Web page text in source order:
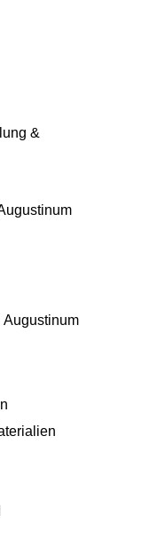
&
Augustinum